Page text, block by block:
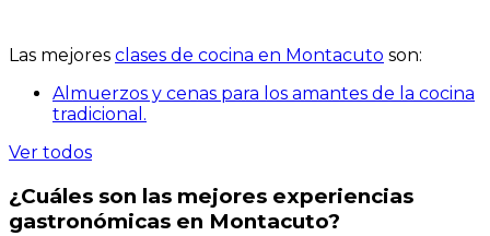
Las mejores clases de cocina en Montacuto son:
Almuerzos y cenas para los amantes de la cocina
tradicional.
Ver todos
¿Cuáles son las mejores experiencias
gastronómicas en Montacuto?